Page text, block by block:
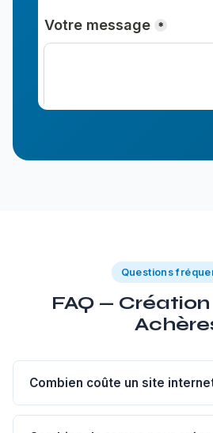
Questions
FAQ —
Combien coûte un site
Un site vitrine de 1 à 5 pages à